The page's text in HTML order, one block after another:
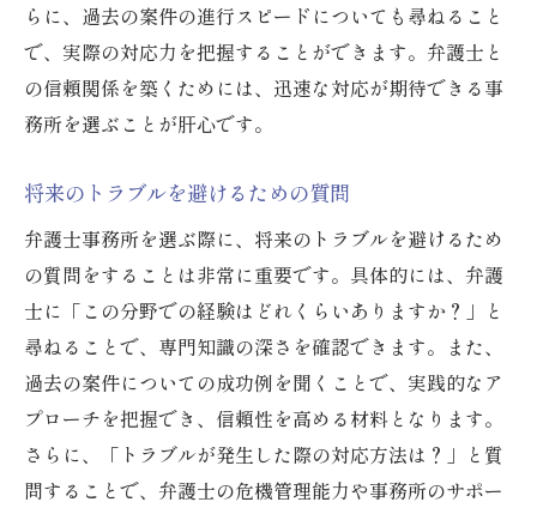
らに、過去の案件の進行スピードについても尋ねること
で、実際の対応力を把握することができます。弁護士と
の信頼関係を築くためには、迅速な対応が期待できる事
務所を選ぶことが肝心です。
将来のトラブルを避けるための質問
弁護士事務所を選ぶ際に、将来のトラブルを避けるため
の質問をすることは非常に重要です。具体的には、弁護
士に「この分野での経験はどれくらいありますか？」と
尋ねることで、専門知識の深さを確認できます。また、
過去の案件についての成功例を聞くことで、実践的なア
プローチを把握でき、信頼性を高める材料となります。
さらに、「トラブルが発生した際の対応方法は？」と質
問することで、弁護士の危機管理能力や事務所のサポー